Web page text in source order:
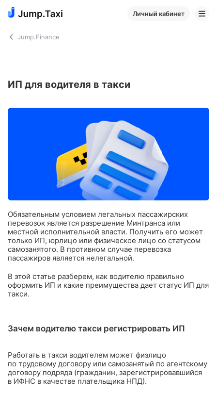
Личный кабинет
Jump.Finance
ИП для водителя в такси
Обязательным условием легальных пассажирских
перевозок является разрешение Минтранса или
местной исполнительной власти. Получить его может
только ИП, юрлицо или физическое лицо со статусом
самозанятого. В противном случае перевозка
пассажиров является нелегальной.
В этой статье разберем, как водителю правильно
оформить ИП и какие преимущества дает статус ИП для
такси.
Зачем водителю такси регистрировать ИП
Работать в такси водителем может физлицо
по трудовому договору или самозанятый по агентскому
договору подряда (гражданин, зарегистрировавшийся
в ИФНС в качестве плательщика НПД).